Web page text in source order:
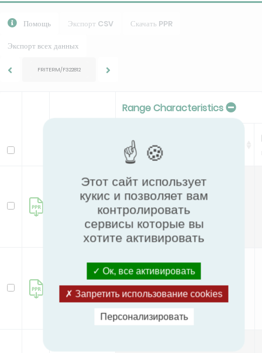
Помощь Экспорт CSV Скачать PPR
Экспорт всех данных
FRITERM/F322812
Range Characteristics
Pitch Height Supply Coil
mm
F322812
CS 2,8P Al
31.75
F322812
CS 2,8P
31.75
Этот сайт использует
кукис и позволяет вам
контролировать
сервисы которые вы
хотите активировать
Ок, все активировать
Запретить использование cookies
Персонализировать